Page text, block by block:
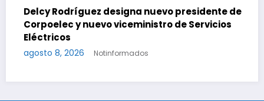
Delcy Rodríguez designa nuevo presidente de
Corpoelec y nuevo viceministro de Servicios
Eléctricos
agosto 8, 2026 Notinformados